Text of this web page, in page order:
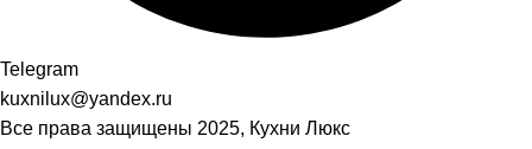
Telegram
kuxnilux@yandex.ru
Все права защищены 2025, Кухни Люкс